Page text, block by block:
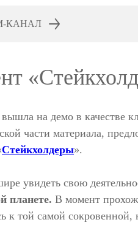
КАНАЛ
на демо в качестве
части материала,
Стейкхолдеры».
увидеть свою
планете. В момент
к той самой сокровенной,